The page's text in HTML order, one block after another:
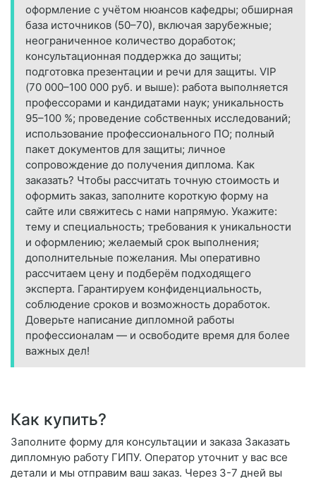
оформление с учётом нюансов кафедры; обширная
база источников (50–70), включая зарубежные;
неограниченное количество доработок;
консультационная поддержка до защиты;
подготовка презентации и речи для защиты. VIP
(70 000–100 000 руб. и выше): работа выполняется
профессорами и кандидатами наук; уникальность
95–100 %; проведение собственных исследований;
использование профессионального ПО; полный
пакет документов для защиты; личное
сопровождение до получения диплома. Как
заказать? Чтобы рассчитать точную стоимость и
оформить заказ, заполните короткую форму на
сайте или свяжитесь с нами напрямую. Укажите:
тему и специальность; требования к уникальности
и оформлению; желаемый срок выполнения;
дополнительные пожелания. Мы оперативно
рассчитаем цену и подберём подходящего
эксперта. Гарантируем конфиденциальность,
соблюдение сроков и возможность доработок.
Доверьте написание дипломной работы
профессионалам — и освободите время для более
важных дел!
Как купить?
Заполните форму для консультации и заказа Заказать
дипломную работу ГИПУ. Оператор уточнит у вас все
детали и мы отправим ваш заказ. Через 3-7 дней вы